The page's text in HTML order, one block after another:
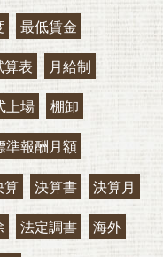
最低賃金
算表 月給制
上場 棚卸
準報酬月額
算 決算書 決算月
法定調書 海外